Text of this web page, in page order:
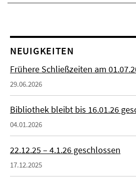
NEUIGKEITEN
Frühere Schließzeiten am
29.06.2026
Bibliothek bleibt bis 16.01.26
04.01.2026
22.12.25 – 4.1.26 geschlossen
17.12.2025